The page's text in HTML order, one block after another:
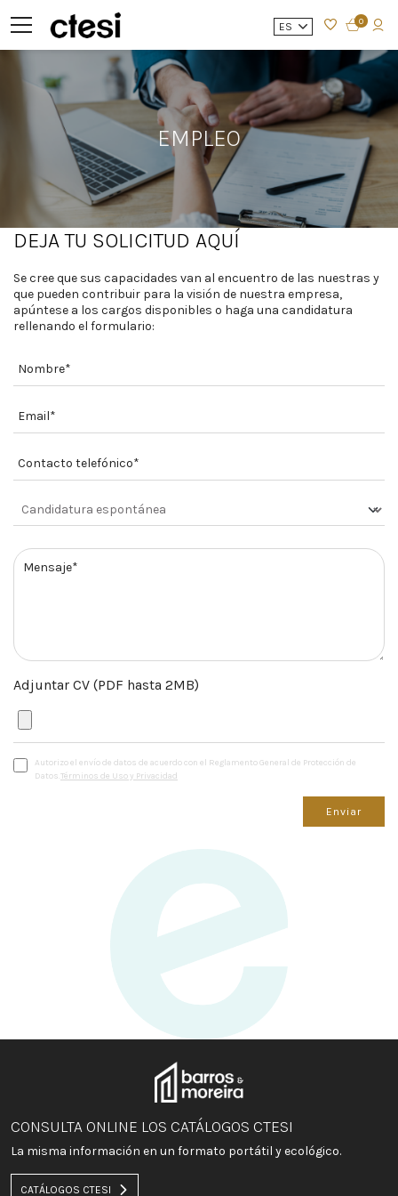
ES 0
EMPLEO
DEJA TU SOLICITUD AQUÍ
Se cree que sus capacidades van al encuentro de las nuestras y
que pueden contribuir para la visión de nuestra empresa,
apúntese a los cargos disponibles o haga una candidatura
rellenando el formulario:
Adjuntar CV (PDF hasta 2MB)
Autorizo el envío de datos de acuerdo con el Reglamento General de Protección de
Datos. Términos de Uso y Privacidad
Enviar
CONSULTA ONLINE LOS CATÁLOGOS CTESI
La misma información en un formato portátil y ecológico.
CATÁLOGOS CTESI